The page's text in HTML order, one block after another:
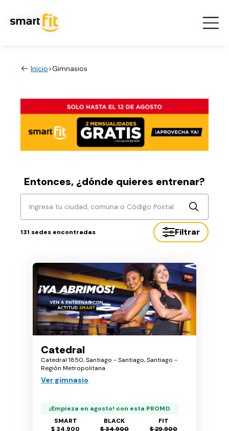
Inicio>Gimnasios
Entonces, ¿dónde quieres entrenar?
Ingresa tu ciudad, comuna o Código Postal
131 sedes encontradas Filtrar
Catedral
Catedral 1850, Santiago - Santiago, Santiago -
Región Metropolitana
Ver gimnasio
¡Empieza en agosto! con esta PROMO
SMART
$ 34.900
BLACK
$ 34.900
FIT
$ 29.900